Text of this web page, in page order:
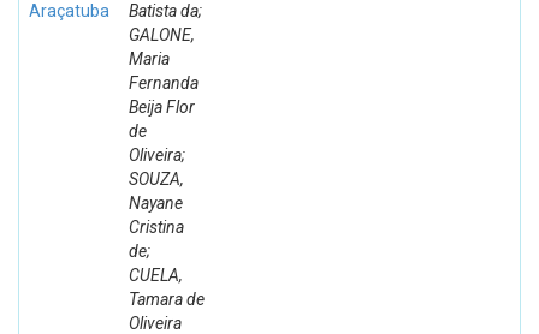
Araçatuba
Batista da;
GALONE,
Maria
Fernanda
Beija Flor
de
Oliveira;
SOUZA,
Nayane
Cristina
de;
CUELA,
Tamara de
Oliveira